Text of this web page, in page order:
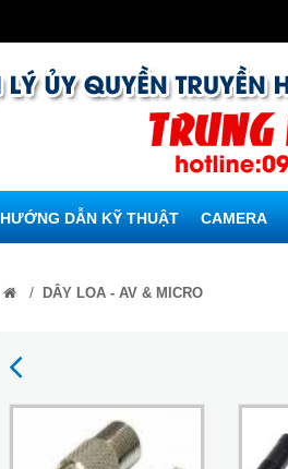
HƯỚNG DẪN KỸ THUẬT CAMERA
/ DÂY LOA - AV & MICRO